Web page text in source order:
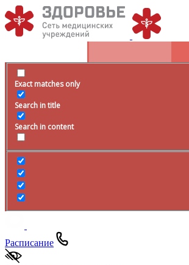
Exact matches only
Search in title
Search in content
Расписание